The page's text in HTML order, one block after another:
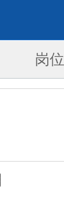
岗位